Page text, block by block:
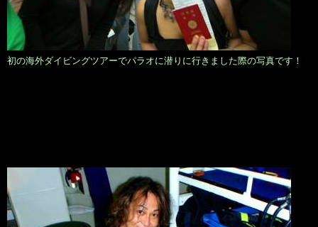
初の海外ダイビングツアーでパラオに潜りに行きました際の写真です！